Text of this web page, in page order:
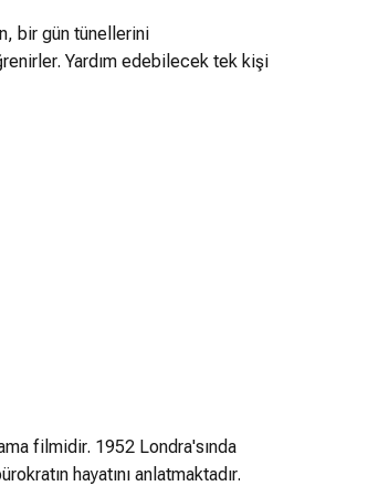
bir gün tünellerini
Yardım edebilecek tek kişi
filmidir. 1952 Londra'sında
hayatını anlatmaktadır.